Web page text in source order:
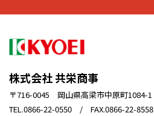
株式会社 共栄商事
〒716-0045 岡山県高梁市中原町1084-1
TEL.0866-22-0550 / FAX.0866-22-8558